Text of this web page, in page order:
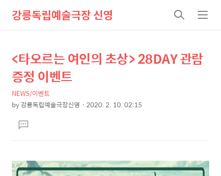
강릉독립예술극장 신영
검
색
메
뉴
상
세
컨
텐
본
제
목
<타오르는 여인의 초상> 28DAY 관람
증정 이벤트
NEWS/이벤트
by강릉독립예술극장신영 2020. 2. 10. 02:15
문댓
글